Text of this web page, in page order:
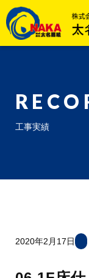
工事実績
2020年2月17日